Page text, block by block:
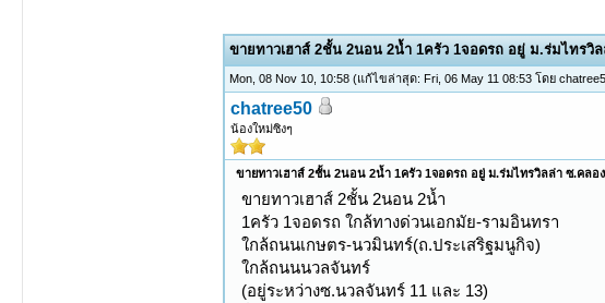
ขายทาวเฮาส์ 2ชั้น 2นอน 2น้ำ 1ครัว 1จอดรถ อยู่ ม.ร่มไทรวิ
Mon, 08 Nov 10, 10:58(แก้ไขล่าสุด: Fri, 06 May 11 08:53 โดย
chatree50
น้องใหม่ซิงๆ
ขายทาวเฮาส์ 2ชั้น 2นอน 2น้ำ 1ครัว 1จอดรถ อยู่ ม.ร่มไทรวิลล่า ซ.คลอง
ขายทาวเฮาส์ 2ชั้น 2นอน 2น้ำ
1ครัว 1จอดรถ ใกล้ทางด่วนเอกมัย-รามอินทรา
ใกล้ถนนเกษตร-นวมินทร์(ถ.ประเสริฐมนูกิจ)
ใกล้ถนนนวลจันทร์
(อยู่ระหว่างซ.นวลจันทร์ 11 และ 13)